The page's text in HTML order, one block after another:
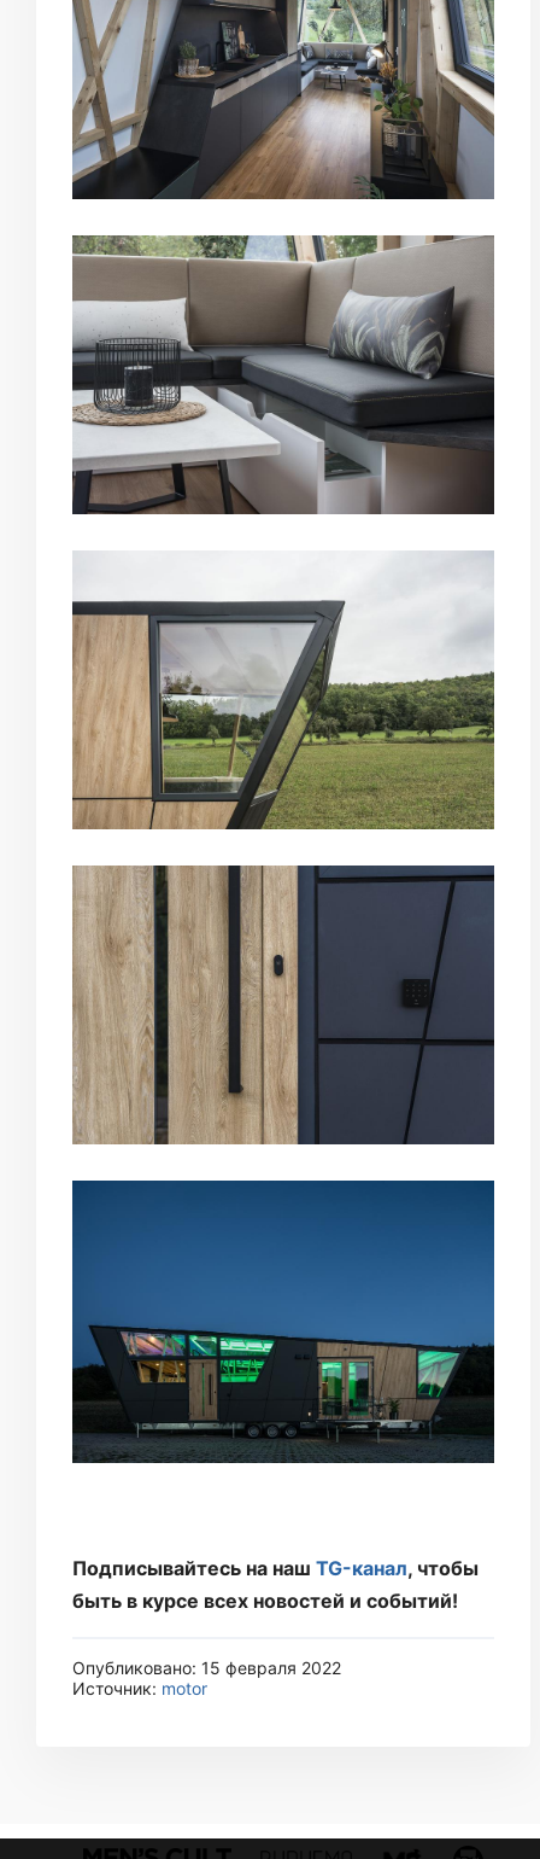
Подписывайтесь на наш TG-канал, чтобы
быть в курсе всех новостей и событий!
Опубликовано: 15 февраля 2022
Источник: motor